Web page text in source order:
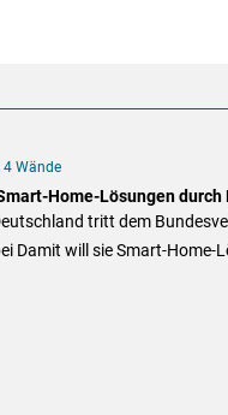
Wände
Home-Lösungen durch
tritt dem
Damit will sie Smart-Home-